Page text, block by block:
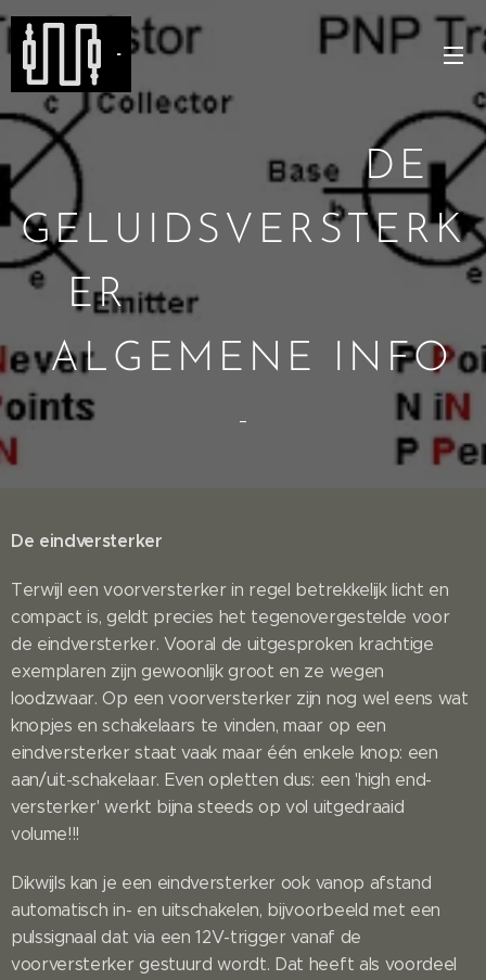
-
DE
GELUIDSVERSTERK
ER
ALGEMENE INFO
-
De eindversterker
Terwijl een voorversterker in regel betrekkelijk licht en
compact is, geldt precies het tegenovergestelde voor
de eindversterker. Vooral de uitgesproken krachtige
exemplaren zijn gewoonlijk groot en ze wegen
loodzwaar. Op een voorversterker zijn nog wel eens wat
knopjes en schakelaars te vinden, maar op een
eindversterker staat vaak maar één enkele knop: een
aan/uit-schakelaar. Even opletten dus: een 'high end-
versterker' werkt bijna steeds op vol uitgedraaid
volume!!!
Dikwijls kan je een eindversterker ook vanop afstand
automatisch in- en uitschakelen, bijvoorbeeld met een
pulssignaal dat via een 12V-trigger vanaf de
voorversterker gestuurd wordt. Dat heeft als voordeel